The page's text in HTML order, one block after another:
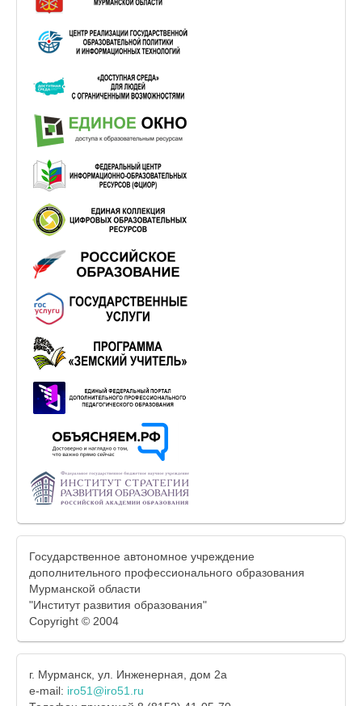
Государственное автономное учреждение
дополнительного профессионального образования
Мурманской области
"Институт развития образования"
Copyright © 2004
г. Мурманск, ул. Инженерная, дом 2а
e-mail: iro51@iro51.ru